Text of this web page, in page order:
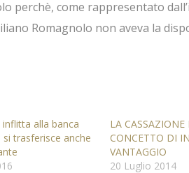
perchè, come rappresentato
Romagnolo non aveva la
alla banca
trasferisce anche
LA CASSAZIONE
CONCETTO DI
VANTAGGIO
20 Luglio 2014